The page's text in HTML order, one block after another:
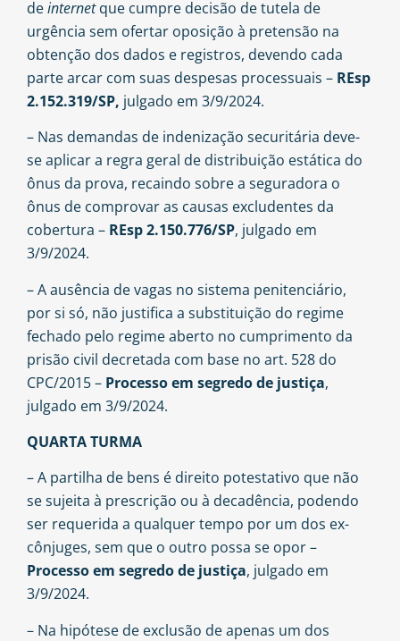
deinternetque cumpre decisão de tutela de
urgência sem ofertar oposição à pretensão na
obtenção dos dados e registros, devendo cada
parte arcar com suas despesas processuais – REsp
2.152.319/SP, julgado em 3/9/2024.
– Nas demandas de indenização securitária deve-
se aplicar a regra geral de distribuição estática do
ônus da prova, recaindo sobre a seguradora o
ônus de comprovar as causas excludentes da
cobertura – REsp 2.150.776/SP, julgado em
3/9/2024.
– A ausência de vagas no sistema penitenciário,
por si só, não justifica a substituição do regime
fechado pelo regime aberto no cumprimento da
prisão civil decretada com base no art. 528 do
CPC/2015 – Processo em segredo de justiça,
julgado em 3/9/2024.
QUARTA TURMA
– A partilha de bens é direito potestativo que não
se sujeita à prescrição ou à decadência, podendo
ser requerida a qualquer tempo por um dos ex-
cônjuges, sem que o outro possa se opor –
Processo em segredo de justiça, julgado em
3/9/2024.
– Na hipótese de exclusão de apenas um dos